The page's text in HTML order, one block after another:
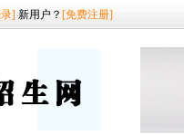
] 新用户？ [免费注册]